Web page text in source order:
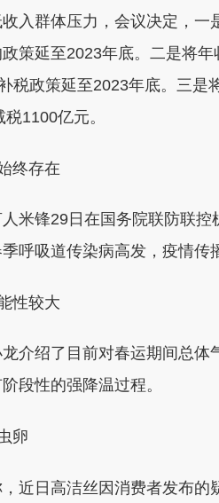
入群体压力，会议决定，
策延至2023年底。二是将
税政策延至2023年底。三是
1100亿元。
终存在
锋29日在国务院联防联控
呼吸道传染病高发，疫情传
性较大
绍了目前对春运期间总体
段性的强降温过程。
卵
日高洁丝因消费者发布的